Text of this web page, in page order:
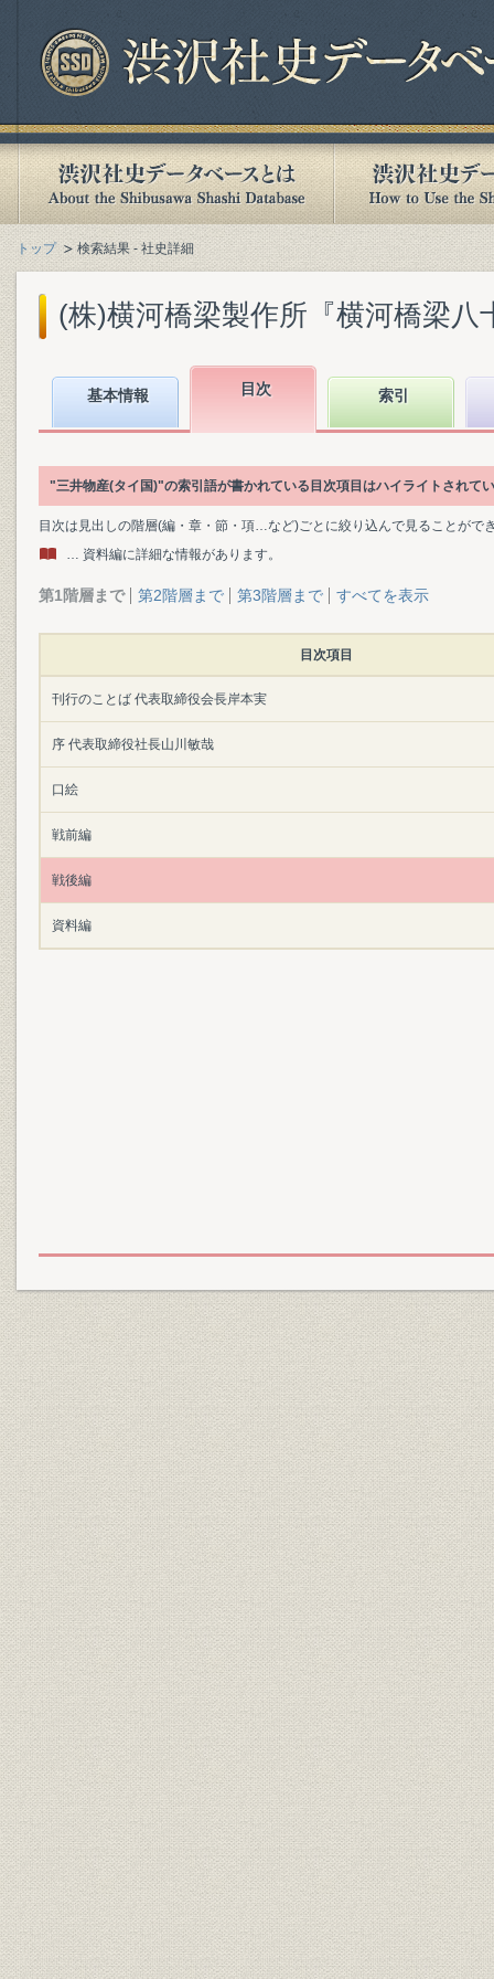
トップ 検索結果 - 社史詳細
(株)横河橋梁製作所『横河橋梁八
基本情報 目次 索引
"三井物産(タイ国)"の索引語が書かれている目次項目はハイライトされて
目次は見出しの階層(編・章・節・項…など)ごとに絞り込んで見ることがで
… 資料編に詳細な情報があります。
第1階層まで 第2階層まで 第3階層まで すべてを表示
目次項目
刊行のことば 代表取締役会長岸本実
序 代表取締役社長山川敏哉
口絵
戦前編
戦後編
資料編